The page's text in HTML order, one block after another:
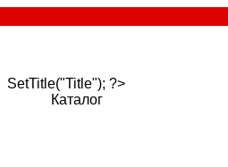
SetTitle("Title"); ?>
Каталог